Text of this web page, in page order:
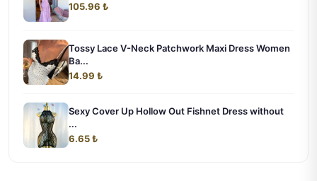
105.96 ₺
Tossy Lace V-Neck Patchwork Maxi Dress Women
Ba...
14.99 ₺
Sexy Cover Up Hollow Out Fishnet Dress without
...
6.65 ₺